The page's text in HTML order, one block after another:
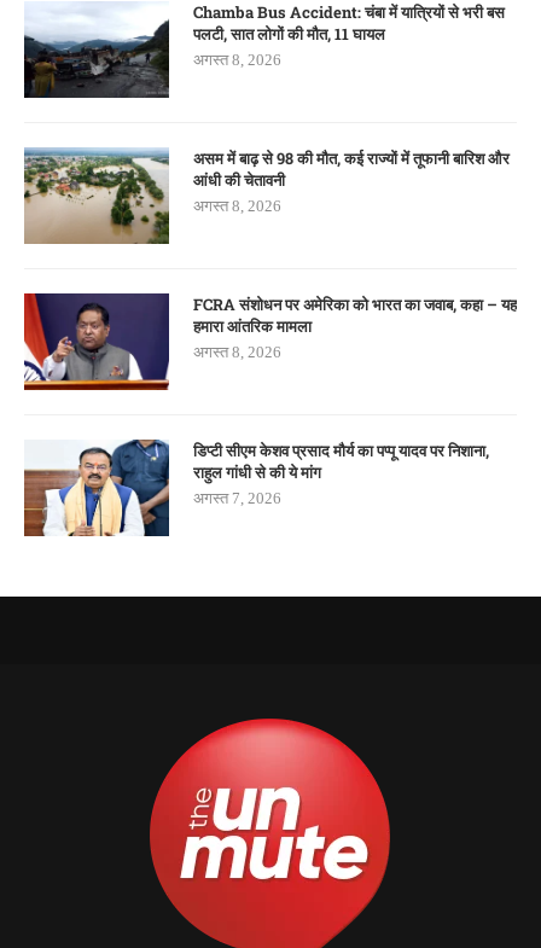
Chamba Bus Accident: चंबा में यात्रियों से भरी बस
पलटी, सात लोगों की मौत, 11 घायल
अगस्त 8, 2026
असम में बाढ़ से 98 की मौत, कई राज्यों में तूफानी बारिश और
आंधी की चेतावनी
अगस्त 8, 2026
FCRA संशोधन पर अमेरिका को भारत का जवाब, कहा – यह
हमारा आंतरिक मामला
अगस्त 8, 2026
डिप्टी सीएम केशव प्रसाद मौर्य का पप्पू यादव पर निशाना,
राहुल गांधी से की ये मांग
अगस्त 7, 2026